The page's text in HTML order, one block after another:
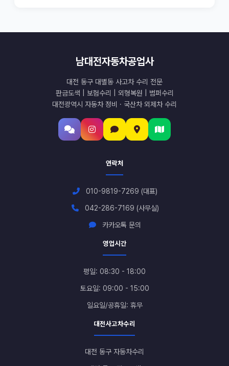
남대전자동차공업사
대전 동구 대별동 사고차 수리 전문
판금도색 | 보험수리 | 외형복원 | 범퍼수리
대전광역시 자동차 정비 · 국산차 외제차 수리
연락처
010-9819-7269 (대표)
042-286-7169 (사무실)
카카오톡 문의
영업시간
평일: 08:30 - 18:00
토요일: 09:00 - 15:00
일요일/공휴일: 휴무
대전사고차수리
대전 동구 자동차수리